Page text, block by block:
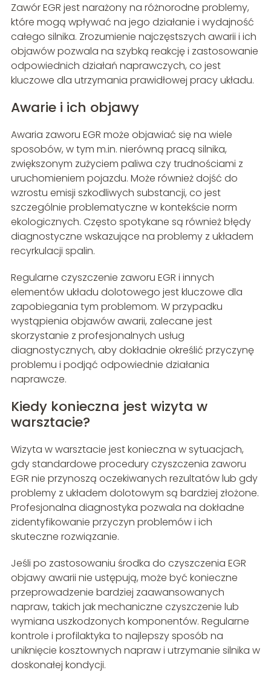
Zawór EGR jest narażony na różnorodne problemy,
które mogą wpływać na jego działanie i wydajność
całego silnika. Zrozumienie najczęstszych awarii i ich
objawów pozwala na szybką reakcję i zastosowanie
odpowiednich działań naprawczych, co jest
kluczowe dla utrzymania prawidłowej pracy układu.
Awarie i ich objawy
Awaria zaworu EGR może objawiać się na wiele
sposobów, w tym m.in. nierówną pracą silnika,
zwiększonym zużyciem paliwa czy trudnościami z
uruchomieniem pojazdu. Może również dojść do
wzrostu emisji szkodliwych substancji, co jest
szczególnie problematyczne w kontekście norm
ekologicznych. Często spotykane są również błędy
diagnostyczne wskazujące na problemy z układem
recyrkulacji spalin.
Regularne czyszczenie zaworu EGR i innych
elementów układu dolotowego jest kluczowe dla
zapobiegania tym problemom. W przypadku
wystąpienia objawów awarii, zalecane jest
skorzystanie z profesjonalnych usług
diagnostycznych, aby dokładnie określić przyczynę
problemu i podjąć odpowiednie działania
naprawcze.
Kiedy konieczna jest wizyta w
warsztacie?
Wizyta w warsztacie jest konieczna w sytuacjach,
gdy standardowe procedury czyszczenia zaworu
EGR nie przynoszą oczekiwanych rezultatów lub gdy
problemy z układem dolotowym są bardziej złożone.
Profesjonalna diagnostyka pozwala na dokładne
zidentyfikowanie przyczyn problemów i ich
skuteczne rozwiązanie.
Jeśli po zastosowaniu środka do czyszczenia EGR
objawy awarii nie ustępują, może być konieczne
przeprowadzenie bardziej zaawansowanych
napraw, takich jak mechaniczne czyszczenie lub
wymiana uszkodzonych komponentów. Regularne
kontrole i profilaktyka to najlepszy sposób na
uniknięcie kosztownych napraw i utrzymanie silnika w
doskonałej kondycji.